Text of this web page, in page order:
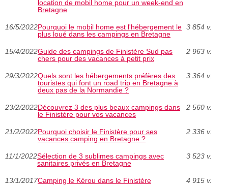
location de mobil home pour un week-end en
Bretagne
16/5/2022Pourquoi le mobil home est l'hébergement le
plus loué dans les campings en Bretagne
3 854 v.
15/4/2022Guide des campings de Finistère Sud pas
chers pour des vacances à petit prix
2 963 v.
29/3/2022Quels sont les hébergements préfères des
touristes qui font un road trip en Bretagne à
deux pas de la Normandie ?
3 364 v.
23/2/2022Découvrez 3 des plus beaux campings dans
le Finistère pour vos vacances
2 560 v.
21/2/2022Pourquoi choisir le Finistère pour ses
vacances camping en Bretagne ?
2 336 v.
11/1/2022Sélection de 3 sublimes campings avec
sanitaires privés en Bretagne
3 523 v.
13/1/2017Camping le Kérou dans le Finistère 4 915 v.